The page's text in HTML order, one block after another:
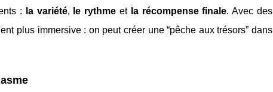
: la variété, le rythme et la récompense finale. Avec des
plus immersive : on peut créer une “pêche aux trésors” dans